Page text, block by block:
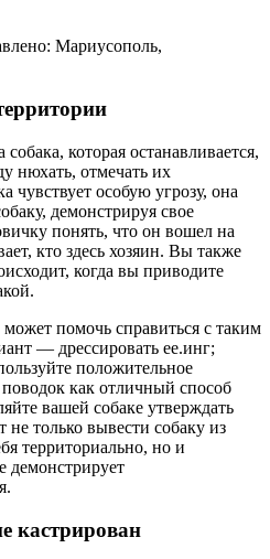
Мариусополь,
которая останавливается,
нюхать, отмечать их
чувствует особую угрозу, она
демонстрируя свое
понять, что он вошел на
кто здесь хозяин. Вы также
когда вы приводите
помочь справиться с таким
— дрессировать ее.инг;
положительное
как отличный способ
вашей собаке утверждать
только вывести собаку из
территориально, но и
демонстрирует
кастрирован